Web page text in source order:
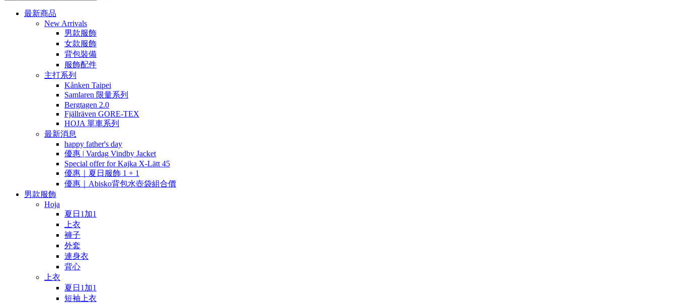
最新商品
New Arrivals
男款服飾
女款服飾
背包裝備
服飾配件
主打系列
Kånken Taipei
Samlaren 限量系列
Bergtagen 2.0
Fjällräven GORE-TEX
HOJA 單車系列
最新消息
happy father's day
優惠 | Vardag Vindby Jacket
Special offer for Kajka X-Lätt 45
優惠｜夏日服飾 1 + 1
優惠｜Abisko背包水壺袋組合價
男款服飾
Hoja
夏日1加1
上衣
褲子
外套
連身衣
背心
上衣
夏日1加1
短袖上衣